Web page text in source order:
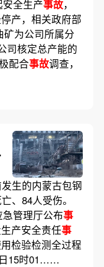
全生产事故，
产，相关政府部
为公司所属分
司核定总产能的
配合事故调查，
生的内蒙古包钢
、84人受伤。
管理厅公布事
产安全责任事
检验检测全过程
15时01……